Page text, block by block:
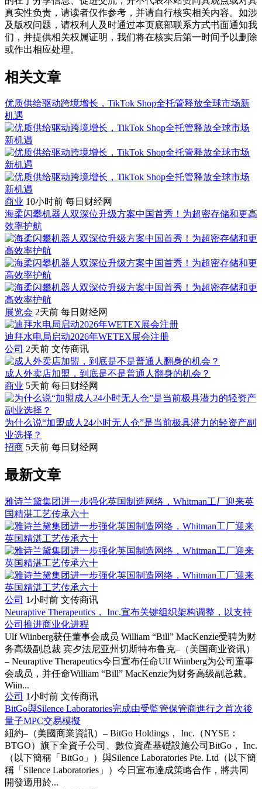
真实性负责，请读者仅作参考，并请自行核实相关内容。如涉
及版权问题，请权利人及时通过本页底部联系方式书面通知我
们，并提供相关权属证明，我们将在核实后第一时间予以删除
或作出相应处理。
相关文章
优质供给驱动跨境增长，TikTok Shop全托管释放全球市场新
机遇
商业 10小时前 每日财经网
海柔闪攀机器人双深位升级方案中国首秀！为超密存储和更高
效率护航
展览会 2天前 每日财经网
迪拜水电局启动2026年WETEX展会注册
公司 2天前 文传商讯
成人外卖店加盟，到底是不是普通人翻身的机会？
商业 5天前 每日财经网
为什么说“加盟成人24小时无人仓”是当前极具潜力的轻资产副
业选择？
招商 5天前 每日财经网
最新文章
雅诗兰黛集团进一步强化英国制造网络，Whitman工厂迎来英
国精湛工艺传承六十
公司 1小时前 文传商讯
Neuraptive Therapeutics， Inc.宣布关键组织架构调整，以支持
公司推进商业化进程
Ulf Wiinberg获任董事会成员 William “Bill” MacKenzie受聘为财
务高级副总裁 宾夕法尼亚州切斯特布鲁克–（美国商业资讯）
– Neuraptive Therapeutics今日宣布任命Ulf Wiinberg为公司董事
会成员，并任命William “Bill” MacKenzie为财务高级副总裁。
Wiin...
公司 1小时前 文传商讯
BitGo與Silence Laboratories完成由受監管保管商進行之首次後
量子MPC交易模擬
紐約–（美國商業資訊）– BitGo Holdings， Inc.（NYSE：
BTGO）旗下全資子公司、數位資產基礎設施公司BitGo， Inc.
（以下簡稱「BitGo」）與Silence Laboratories Pte. Ltd（以下簡
稱「Silence Laboratories」）今日宣布達成策略合作，將共同
開發適用於...